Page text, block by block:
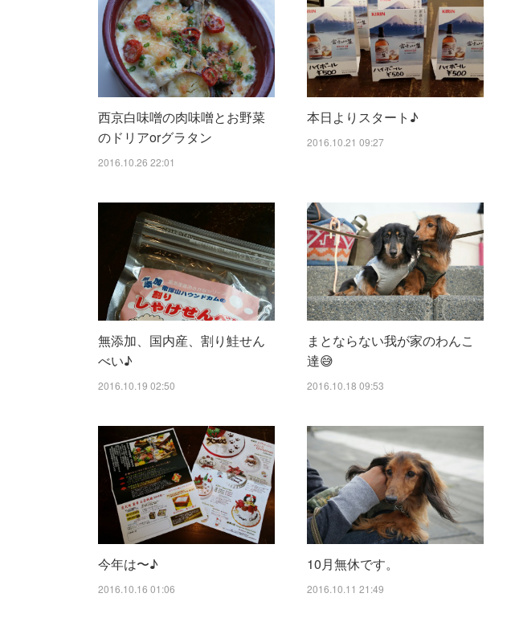
西京白味噌の肉味噌とお野菜
のドリアorグラタン
2016.10.26 22:01
本日よりスタート♪
2016.10.21 09:27
無添加、国内産、割り鮭せん
べい♪
2016.10.19 02:50
まとならない我が家のわんこ
達😅
2016.10.18 09:53
今年は〜♪
2016.10.16 01:06
10月無休です。
2016.10.11 21:49